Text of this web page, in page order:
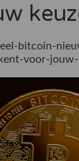
bitcoin-
voor-jouw-